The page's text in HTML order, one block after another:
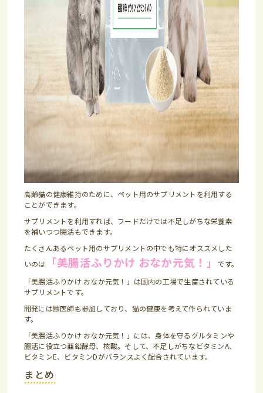
高齢猫の健康維持のために、ペット用のサプリメントを利用する
ことができます。
サプリメントを利用すれば、フードだけでは不足しがちな栄養素
を補いつつ腸活もできます。
たくさんあるペット用のサプリメントの中でも特にオススメした
いのは
「美腸活ふりかけ おなか元気！」
です。
「美腸活ふりかけ おなか元気！」は国内の工場で生産されている
サプリメントです。
開発には獣医師も参加しており、猫の健康を考えて作られていま
す。
「美腸活ふりかけ おなか元気！」には、身体を守るグルタミンや
腸活に役立つ亜鉛酵母、核酸。そして、不足しがちなビタミンA、
ビタミンE、ビタミンDがバランスよく配合されています。
まとめ